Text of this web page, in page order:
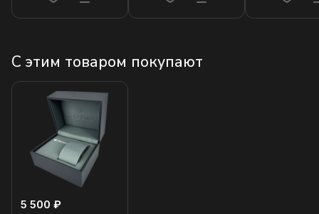
С этим товаром покупают
5 500 ₽